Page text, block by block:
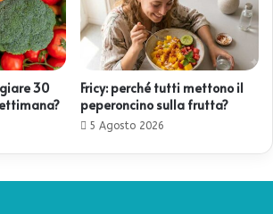
30
Fricy: perché tutti mettono il
peperoncino sulla frutta?
5 Agosto 2026